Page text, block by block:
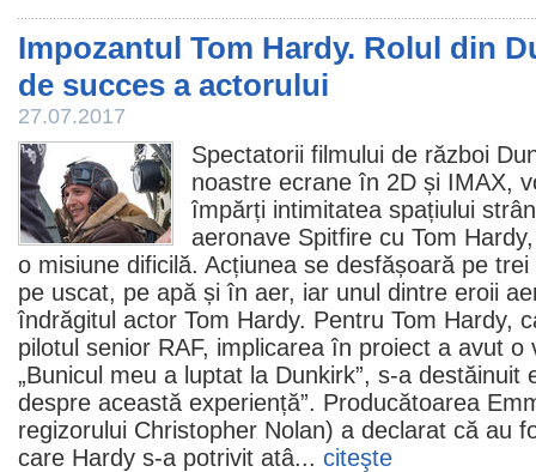
Impozantul Tom Hardy. Rolul din
de succes a actorului
27.07.2017
Spectatorii filmului de război
noastre ecrane în 2D și IMAX,
împărți intimitatea spațiului
aeronave Spitfire cu Tom Hardy
o misiune dificilă. Acțiunea se desfășoară pe
pe uscat, pe apă și în aer, iar unul dintre eroii
îndrăgitul actor Tom Hardy. Pentru Tom Hardy,
pilotul senior RAF, implicarea în proiect a avut o
„Bunicul meu a luptat la Dunkirk”, s-a destăinuit
despre această experiență”. Producătoarea
regizorului Christopher Nolan) a declarat că au
care Hardy s-a potrivit atâ... citeşte